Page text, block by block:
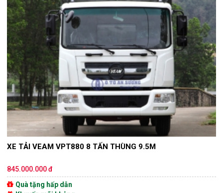
XE TẢI VEAM VPT880 8 TẤN THÙNG 9.5M
845.000.000 đ
Quà tặng hấp dẫn